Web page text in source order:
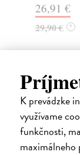
K prevádzke
využívame
funkčnosti,
maximálneho
26,91 €
29,90 € ?
Ďalšie